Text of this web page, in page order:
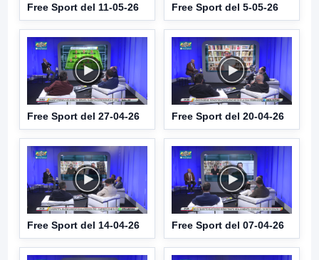
Free Sport del 11-05-26 Free Sport del 5-05-26
Free Sport del 27-04-26 Free Sport del 20-04-26
Free Sport del 14-04-26 Free Sport del 07-04-26